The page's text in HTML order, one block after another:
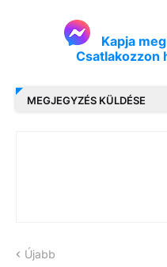
Kapja
Csatlakozzon
MEGJEGYZÉS KÜLDÉSE
Újabb